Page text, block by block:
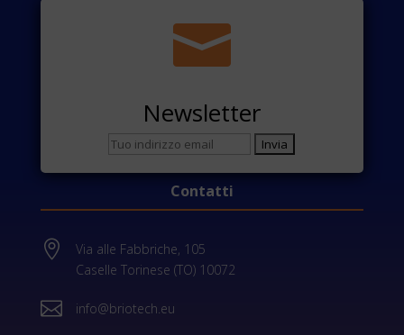

Newsletter
Contatti

Via alle Fabbriche, 105
Caselle Torinese (TO) 10072
 info@briotech.eu